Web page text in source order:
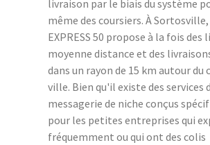
livraison par le biais du système
même des coursiers. À Sortosville,
EXPRESS 50 propose à la fois des
moyenne distance et des
dans un rayon de 15 km autour du
ville. Bien qu'il existe des services
messagerie de niche conçus
pour les petites entreprises qui
fréquemment ou qui ont des colis